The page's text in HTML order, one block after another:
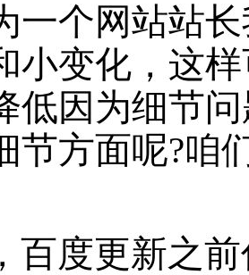
一个网站站
小变化，这
低因为细节
节方面呢?咱
百度更新之